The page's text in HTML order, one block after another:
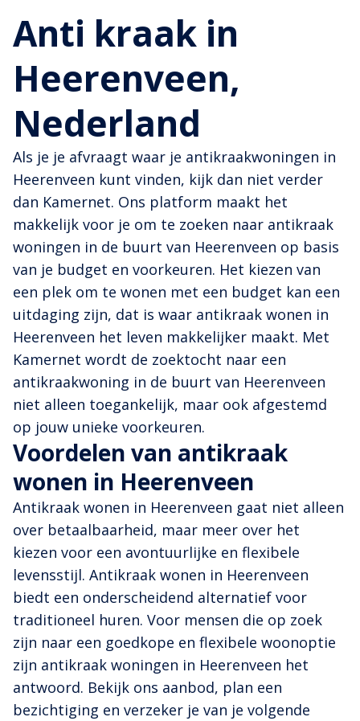
Anti kraak in
Heerenveen,
Nederland
Als je je afvraagt waar je antikraakwoningen in
Heerenveen kunt vinden, kijk dan niet verder
dan Kamernet. Ons platform maakt het
makkelijk voor je om te zoeken naar antikraak
woningen in de buurt van Heerenveen op basis
van je budget en voorkeuren. Het kiezen van
een plek om te wonen met een budget kan een
uitdaging zijn, dat is waar antikraak wonen in
Heerenveen het leven makkelijker maakt. Met
Kamernet wordt de zoektocht naar een
antikraakwoning in de buurt van Heerenveen
niet alleen toegankelijk, maar ook afgestemd
op jouw unieke voorkeuren.
Voordelen van antikraak
wonen in Heerenveen
Antikraak wonen in Heerenveen gaat niet alleen
over betaalbaarheid, maar meer over het
kiezen voor een avontuurlijke en flexibele
levensstijl. Antikraak wonen in Heerenveen
biedt een onderscheidend alternatief voor
traditioneel huren. Voor mensen die op zoek
zijn naar een goedkope en flexibele woonoptie
zijn antikraak woningen in Heerenveen het
antwoord. Bekijk ons aanbod, plan een
bezichtiging en verzeker je van je volgende